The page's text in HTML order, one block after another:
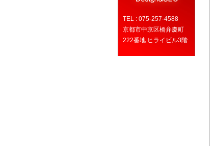
TEL : 075-257-4588
京都市中京区橋弁慶町
222番地 ヒライビル3階